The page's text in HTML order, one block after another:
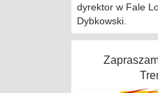
dyrektor w Fale
Dybkowski.